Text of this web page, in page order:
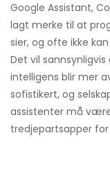
Google Assistant,
lagt merke til at
sier, og ofte ikke
Det vil
intelligens blir mer
sofistikert, og
assistenter må
tredjepartsapper